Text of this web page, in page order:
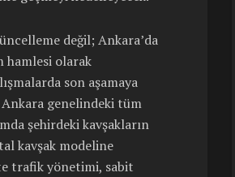
değil; Ankara’da
hamlesi olarak
son aşamaya
genelindeki tüm
şehirdeki kavşakların
kavşak modeline
trafik yönetimi, sabit